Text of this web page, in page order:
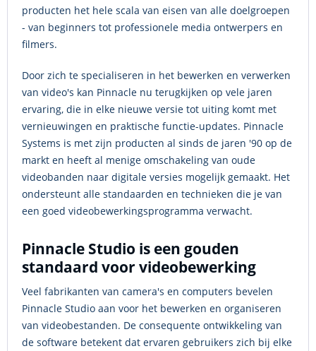
producten het hele scala van eisen van alle doelgroepen
- van beginners tot professionele media ontwerpers en
filmers.
Door zich te specialiseren in het bewerken en verwerken
van video's kan Pinnacle nu terugkijken op vele jaren
ervaring, die in elke nieuwe versie tot uiting komt met
vernieuwingen en praktische functie-updates. Pinnacle
Systems is met zijn producten al sinds de jaren '90 op de
markt en heeft al menige omschakeling van oude
videobanden naar digitale versies mogelijk gemaakt. Het
ondersteunt alle standaarden en technieken die je van
een goed videobewerkingsprogramma verwacht.
Pinnacle Studio is een gouden
standaard voor videobewerking
Veel fabrikanten van camera's en computers bevelen
Pinnacle Studio aan voor het bewerken en organiseren
van videobestanden. De consequente ontwikkeling van
de software betekent dat ervaren gebruikers zich bij elke